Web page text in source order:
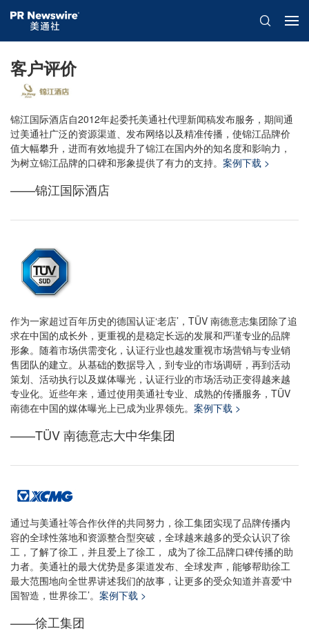
客户评价
锦江国际酒店自2012年起委托美通社代理新闻稿发布服务，期间通
过美通社广泛的资源渠道、发布网络以及精准传播，使锦江品牌价
值大幅攀升，进而有效地提升了锦江在国内外的知名度和影响力，
为树立锦江品牌的口碑和形象提供了有力的支持。 案例下载 >
——锦江国际酒店
作为一家超过百年历史的德国认证‘老店’，TÜV 南德意志集团除了追
求在中国的成长外，更重视的是稳定长远的发展和严谨专业的品牌
形象。随着市场供需变化，认证行业也越发重视市场营销与专业销
售团队的建立。从基础的数据导入，到专业的市场调研，再到活动
策划、活动执行以及媒体曝光，认证行业的市场活动正变得越来越
专业化。近些年来，通过使用美通社专业、成熟的传播服务，TÜV
南德在中国的媒体曝光上已成为业界领先。 案例下载 >
——TÜV 南德意志大中华集团
通过与美通社等合作伙伴的共同努力，徐工集团实现了品牌传播内
容的全球性落地和资源整合型突破，全球越来越多的受众认识了徐
工，了解了徐工，并且爱上了徐工， 成为了徐工品牌口碑传播的助
力者。美通社的最大优势是多渠道发布、全球发声，能够帮助徐工
最大范围地向全世界讲述我们的故事，让更多的受众知道并喜爱‘中
国智造，世界徐工’。 案例下载 >
——徐工集团